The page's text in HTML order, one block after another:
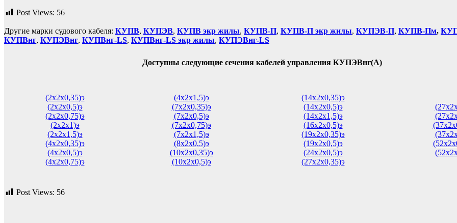
Post Views: 56
Другие марки судового кабеля: КУПВ, КУПЭВ, КУПВ экр жилы, КУПВ-П, КУПВ-П экр жилы, КУПЭВ-П, КУПВ-Пм,
КУПВнг, КУПЭВнг, КУПВнг-LS, КУПВнг-LS экр жилы, КУПЭВнг-LS
Доступны следующие сечения кабелей управления КУПЭВнг(А)
(2х2х0,35)э
(2х2х0,5)э
(2х2х0,75)э
(2х2х1)э
(2х2х1,5)э
(4х2х0,35)э
(4х2х0,5)э
(4х2х0,75)э
(4х2х1,5)э
(7х2х0,35)э
(7х2х0,5)э
(7х2х0,75)э
(7х2х1,5)э
(8х2х0,5)э
(10х2х0,35)э
(10х2х0,5)э
(14х2х0,35)э
(14х2х0,5)э
(14х2х1,5)э
(16х2х0,5)э
(19х2х0,35)э
(19х2х0,5)э
(24х2х0,5)э
(27х2х0,35)э
Post Views: 56